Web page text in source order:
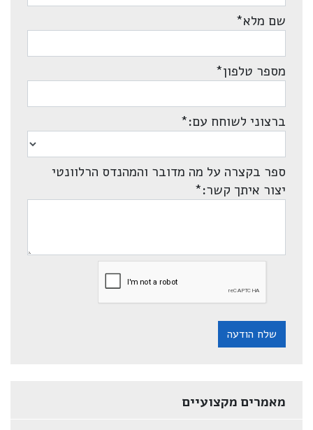
שם מלא*
מספר טלפון*
ברצוני לשוחח עם:*
ספר בקצרה על מה מדובר והמהנדס הרלוונטי
יצור איתך קשר:*
שלח הודעה
מאמרים מקצועיים